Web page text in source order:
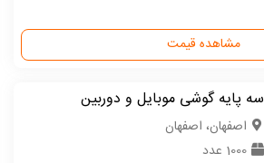
مشاهده قیمت
سه پایه گوشی موبایل و دوربین
اصفهان، اصفهان
1000 عدد